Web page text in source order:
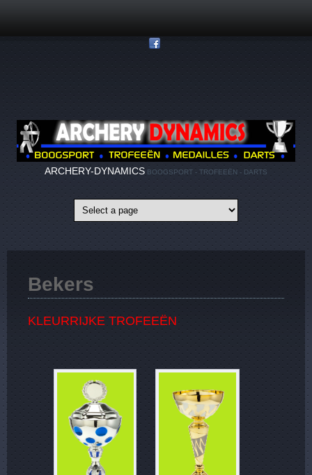
ARCHERY-DYNAMICS BOOGSPORT - TROFEEËN - DARTS
Bekers
KLEURRIJKE TROFEEËN